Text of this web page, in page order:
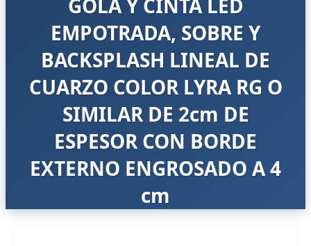
GOLA Y CINTA LED
EMPOTRADA, SOBRE Y
BACKSPLASH LINEAL DE
CUARZO COLOR LYRA RG O
SIMILAR DE 2cm DE
ESPESOR CON BORDE
EXTERNO ENGROSADO A 4
cm